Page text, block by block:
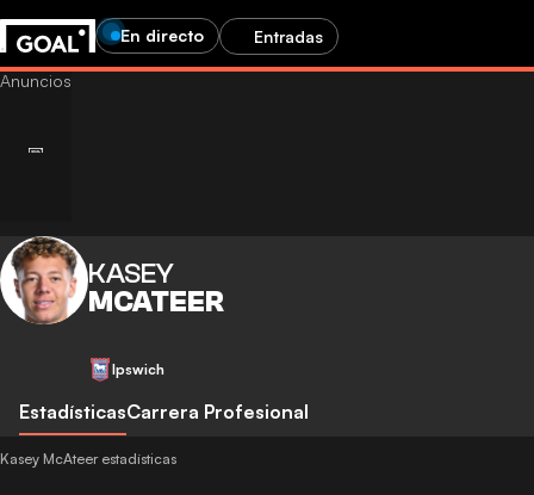
En directo Entradas
KASEY
MCATEER
Ipswich
EstadísticasCarrera Profesional
Kasey McAteer estadísticas